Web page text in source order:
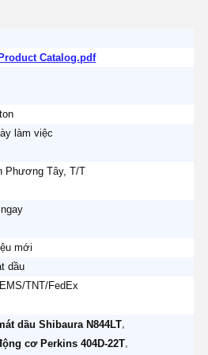
Catalog.pdf
làm việc
Phương Tây, T/T
mới
dầu
TNT/FedEx
dầu Shibaura N844LT
cơ Perkins 404D-22T